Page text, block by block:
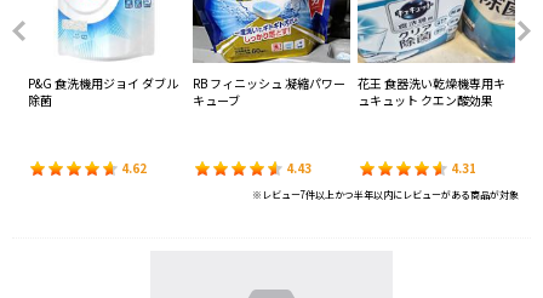
P&G 食洗機用ジョイ ダブル
除菌
4.62
RB フィニッシュ 凝縮パワー
キューブ
4.43
花王 食器洗い乾燥機専用キ
ュキュット クエン酸効果
4.31
※レビュー7件以上かつ半年以内にレビューがある商品が対象